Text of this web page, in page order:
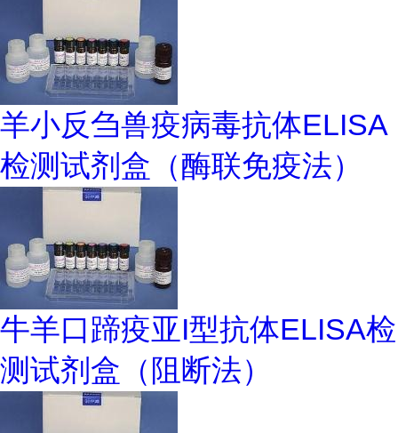
羊小反刍兽疫病毒抗体ELISA
检测试剂盒（酶联免疫法）
牛羊口蹄疫亚I型抗体ELISA检
测试剂盒（阻断法）